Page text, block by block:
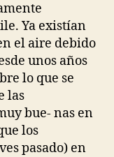
Ya existían
el aire debido
unos años
lo que se
las
bue- nas en
los
pasado) en